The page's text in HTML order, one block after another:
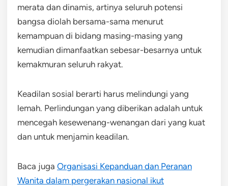
merata dan dinamis, artinya seluruh potensi
bangsa diolah bersama-sama menurut
kemampuan di bidang masing-masing yang
kemudian dimanfaatkan sebesar-besarnya untuk
kemakmuran seluruh rakyat.
Keadilan sosial berarti harus melindungi yang
lemah. Perlindungan yang diberikan adalah untuk
mencegah kesewenang-wenangan dari yang kuat
dan untuk menjamin keadilan.
Baca juga Organisasi Kepanduan dan Peranan
Wanita dalam pergerakan nasional ikut